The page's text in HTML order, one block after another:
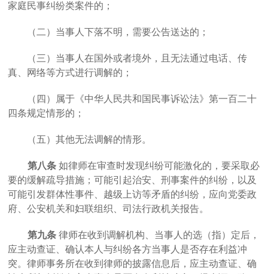
家庭民事纠纷类案件的；
（二）当事人下落不明，需要公告送达的；
（三）当事人在国外或者境外，且无法通过电话、传
真、网络等方式进行调解的；
（四）属于《中华人民共和国民事诉讼法》第一百二十
四条规定情形的；
（五）其他无法调解的情形。
第八条 如律师在审查时发现纠纷可能激化的，要采取必
要的缓解疏导措施；可能引起治安、刑事案件的纠纷，以及
可能引发群体性事件、越级上访等矛盾的纠纷，应向党委政
府、公安机关和妇联组织、司法行政机关报告。
第九条 律师在收到调解机构、当事人的选（指）定后，
应主动查证、确认本人与纠纷各方当事人是否存在利益冲
突。律师事务所在收到律师的披露信息后，应主动查证、确